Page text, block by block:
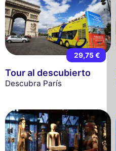
29,75 €
Tour al descubierto
Descubra París